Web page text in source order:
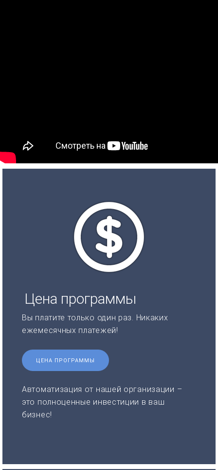
Цена программы
Вы платите только один раз. Никаких
ежемесячных платежей!
ЦЕНА ПРОГРАММЫ
Автоматизация от нашей организации –
это полноценные инвестиции в ваш
бизнес!